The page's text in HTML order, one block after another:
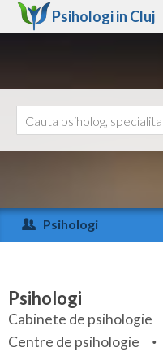
Psihologi in Cluj
Arad
Arges
Bihor
Bistrita-Nasaud
Psihologi
Specialitati
Servicii
Psihologi
Cabinete de psihologie
Centre de psihologie